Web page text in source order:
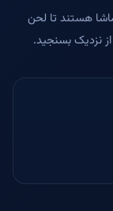
هستند تا لحن
نزدیک بسنجید.